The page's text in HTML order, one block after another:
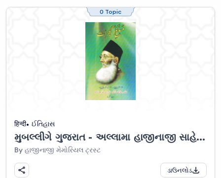
0 Topic
हिन्दी ઈતિહાસ
મુબલ્લીગે ગુજરાત - અલ્લામા હાજીનાજી સાહેબ (ઉર્દુ)
By હાજીનાજી મેમોરિયલ ટ્રસ્ટ
ડાઉનલોડ